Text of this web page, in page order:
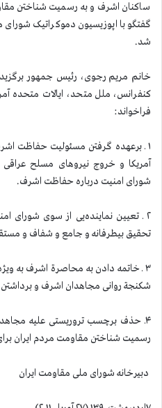
ساکنان اشرف و به رسمیت شناختن
گفتگو با اپوزیسیون دموکراتیک شورای
شد.
خانم مریم رجوی، رئیس جمهور
کنفرانس، ملل متحد، ایالات متحده
فراخواند:
۱ ـ برعهده گرفتن مسئولیت حفاظت
آمریکا و خروج نیروهای مسلح
شورای امنیت درباره حفاظت اشرف.
۲ ـ تعیین نماینده‌یی از سوی شورای
تحقیق بیطرفانه و جامع و شفاف و مستقل
۳ ـ خاتمه دادن به محاصرة اشرف به
شکنجة روانی مجاهدان اشرف و
۴ـ حذف برچسب تروریستی علیه
رسمیت شناختن مقاومت مردم ایران
دبیرخانه شورای ملی مقاومت ایران